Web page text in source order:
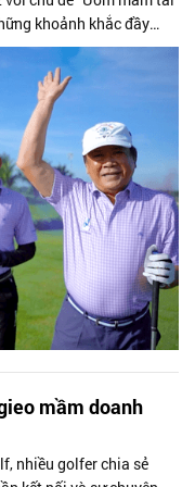
khoảnh khắc đầy
mầm doanh
nhiều golfer chia sẻ